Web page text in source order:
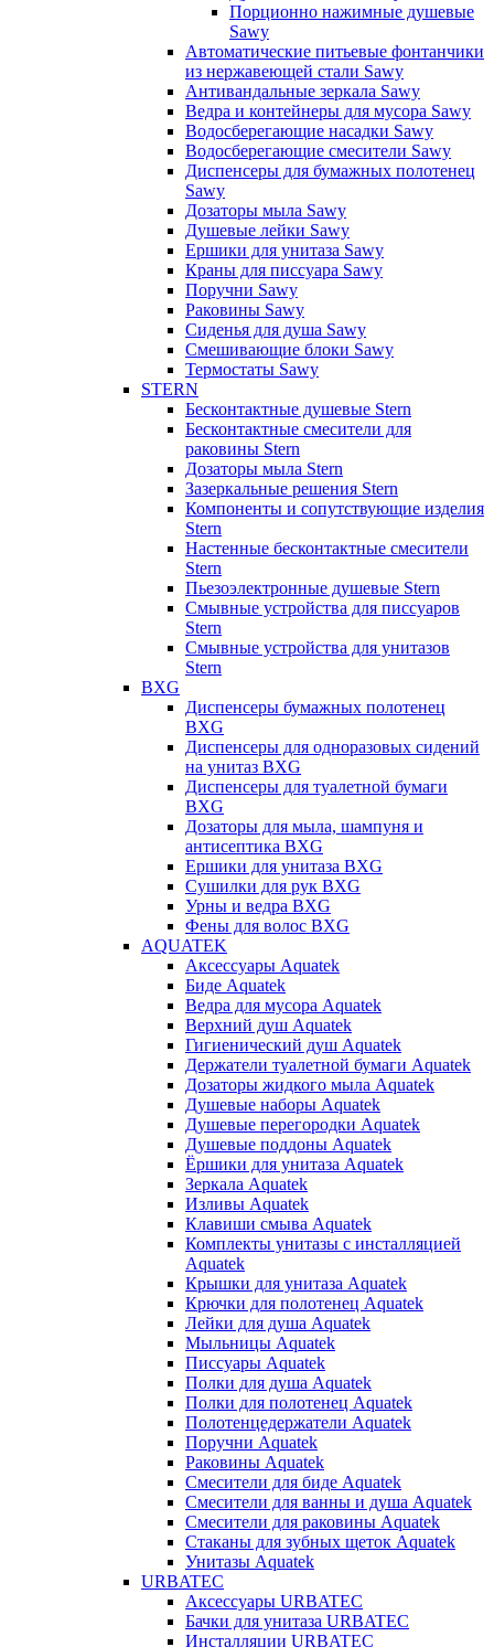
Порционно нажимные душевые
Sawy
Автоматические питьевые фонтанчики
из нержавеющей стали Sawy
Антивандальные зеркала Sawy
Ведра и контейнеры для мусора Sawy
Водосберегающие насадки Sawy
Водосберегающие смесители Sawy
Диспенсеры для бумажных полотенец
Sawy
Дозаторы мыла Sawy
Душевые лейки Sawy
Ершики для унитаза Sawy
Краны для писсуара Sawy
Поручни Sawy
Раковины Sawy
Сиденья для душа Sawy
Смешивающие блоки Sawy
Термостаты Sawy
STERN
Бесконтактные душевые Stern
Бесконтактные смесители для
раковины Stern
Дозаторы мыла Stern
Зазеркальные решения Stern
Компоненты и сопутствующие изделия
Stern
Настенные бесконтактные смесители
Stern
Пьезоэлектронные душевые Stern
Смывные устройства для писсуаров
Stern
Смывные устройства для унитазов
Stern
BXG
Диспенсеры бумажных полотенец
BXG
Диспенсеры для одноразовых сидений
на унитаз BXG
Диспенсеры для туалетной бумаги
BXG
Дозаторы для мыла, шампуня и
антисептика BXG
Ершики для унитаза BXG
Сушилки для рук BXG
Урны и ведра BXG
Фены для волос BXG
AQUATEK
Аксессуары Aquatek
Биде Aquatek
Ведра для мусора Aquatek
Верхний душ Aquatek
Гигиенический душ Aquatek
Держатели туалетной бумаги Aquatek
Дозаторы жидкого мыла Aquatek
Душевые наборы Aquatek
Душевые перегородки Aquatek
Душевые поддоны Aquatek
Ёршики для унитаза Aquatek
Зеркала Aquatek
Изливы Aquatek
Клавиши смыва Aquatek
Комплекты унитазы с инсталляцией
Aquatek
Крышки для унитаза Aquatek
Крючки для полотенец Aquatek
Лейки для душа Aquatek
Мыльницы Aquatek
Писсуары Aquatek
Полки для душа Aquatek
Полки для полотенец Aquatek
Полотенцедержатели Aquatek
Поручни Aquatek
Раковины Aquatek
Смесители для биде Aquatek
Смесители для ванны и душа Aquatek
Смесители для раковины Aquatek
Стаканы для зубных щеток Aquatek
Унитазы Aquatek
URBATEC
Аксессуары URBATEC
Бачки для унитаза URBATEC
Инсталляции URBATEC